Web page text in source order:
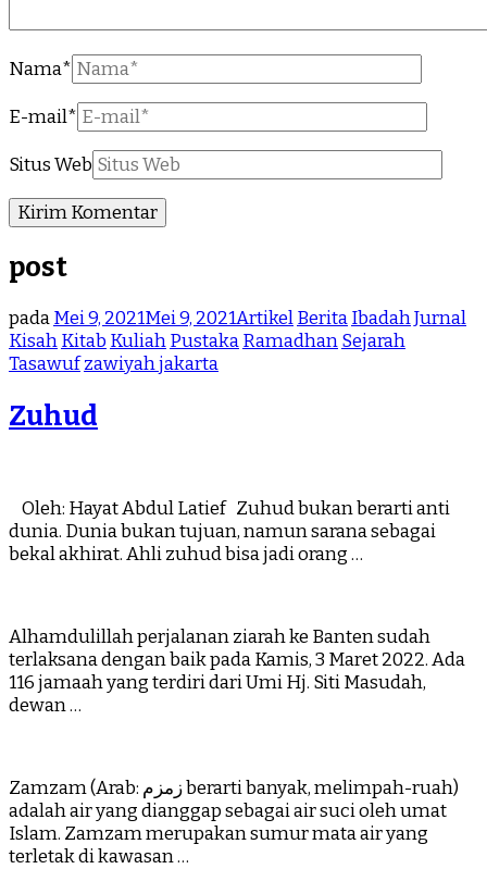
Nama*
E-mail*
Situs Web
post
padaMei 9, 2021Mei 9, 2021ArtikelBeritaIbadahJurnal
KisahKitab KuliahPustakaRamadhanSejarah
Tasawufzawiyah jakarta
Zuhud
Oleh: Hayat Abdul Latief Zuhud bukan berarti anti
dunia. Dunia bukan tujuan, namun sarana sebagai
bekal akhirat. Ahli zuhud bisa jadi orang …
Alhamdulillah perjalanan ziarah ke Banten sudah
terlaksana dengan baik pada Kamis, 3 Maret 2022. Ada
116 jamaah yang terdiri dari Umi Hj. Siti Masudah,
dewan …
Zamzam (Arab: زمزم‎ berarti banyak, melimpah-ruah)
adalah air yang dianggap sebagai air suci oleh umat
Islam. Zamzam merupakan sumur mata air yang
terletak di kawasan …